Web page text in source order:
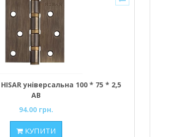
універсальна 100 * 75 * 2,5
АВ
94.00 грн.
КУПИТИ